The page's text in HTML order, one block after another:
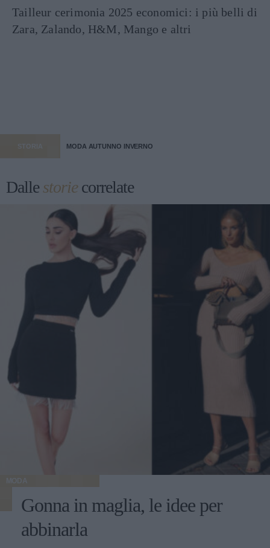
Tailleur cerimonia 2025 economici: i più belli di
Zara, Zalando, H&M, Mango e altri
STORIA MODA AUTUNNO INVERNO
Dallestoriecorrelate
MODA
Gonna in maglia, le idee per
abbinarla